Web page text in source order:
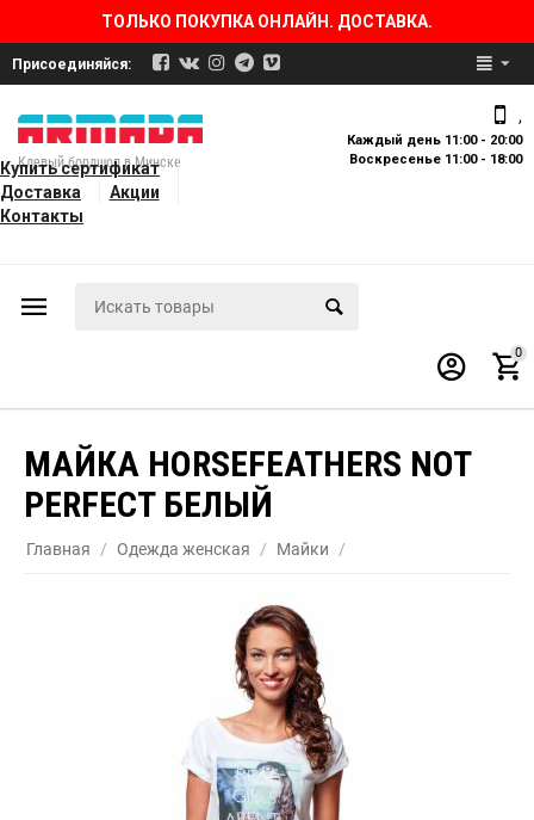
ТОЛЬКО ПОКУПКА ОНЛАЙН. ДОСТАВКА.
Присоединяйся:
Клевый бордшоп в Минске
Купить сертификат
Доставка
Акции
Контакты
,
Каждый день 11:00 - 20:00
Воскресенье 11:00 - 18:00
0
МАЙКА HORSEFEATHERS NOT
PERFECT БЕЛЫЙ
Главная / Одежда женская / Майки /